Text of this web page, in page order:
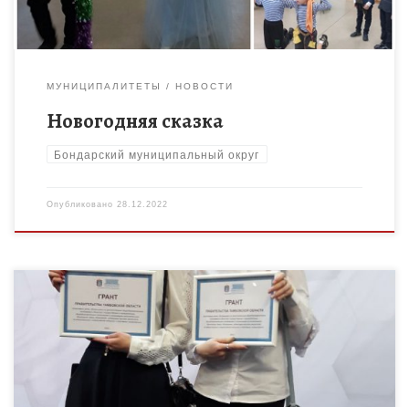
МУНИЦИПАЛИТЕТЫ НОВОСТИ
Новогодняя сказка
Бондарский муниципальный округ
Опубликовано 28.12.2022
27 декабря в большом зале Правительства Тамбовской
области состоялась торжественная церемония вручения
грантов талантливым детям. Дорошиной Валентине и Гарибян